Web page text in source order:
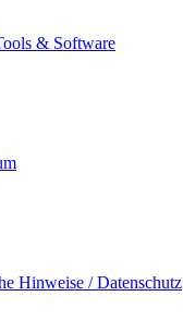
& Software
Hinweise / Datenschutz